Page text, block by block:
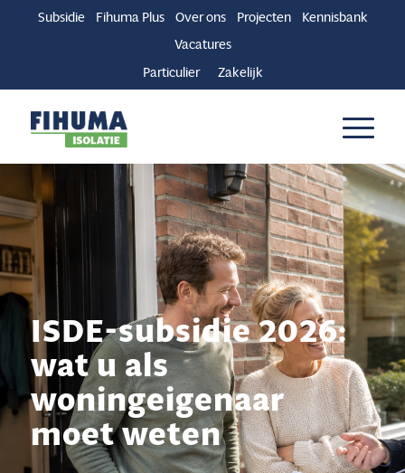
Subsidie Fihuma Plus Over ons Projecten
Kennisbank
Vacatures
Particulier
Zakelijk
ISDE-subsidie 2026:
wat u als
woningeigenaar
moet weten